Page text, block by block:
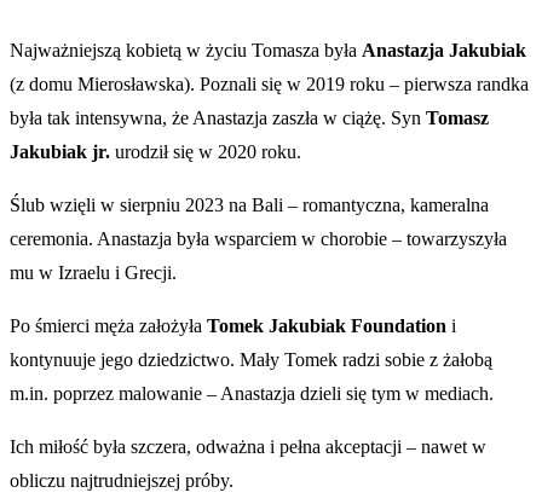
Najważniejszą kobietą w życiu Tomasza była Anastazja Jakubiak
(z domu Mierosławska). Poznali się w 2019 roku – pierwsza randka
była tak intensywna, że Anastazja zaszła w ciążę. Syn Tomasz
Jakubiak jr. urodził się w 2020 roku.
Ślub wzięli w sierpniu 2023 na Bali – romantyczna, kameralna
ceremonia. Anastazja była wsparciem w chorobie – towarzyszyła
mu w Izraelu i Grecji.
Po śmierci męża założyła Tomek Jakubiak Foundation i
kontynuuje jego dziedzictwo. Mały Tomek radzi sobie z żałobą
m.in. poprzez malowanie – Anastazja dzieli się tym w mediach.
Ich miłość była szczera, odważna i pełna akceptacji – nawet w
obliczu najtrudniejszej próby.